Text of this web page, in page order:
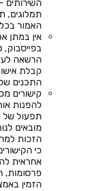
השירותים
תמלוגים,
האמור בכל
אין במתן
בפייסבוק,
הרשאה
קבלת
התכנים
קישורים
להפנות
תפעול של
מובאים
הזכות
כי
אחראית
פרסומות,
הזמין